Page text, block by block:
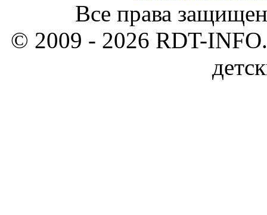
Все права
© 2009 - 2026 RDT-